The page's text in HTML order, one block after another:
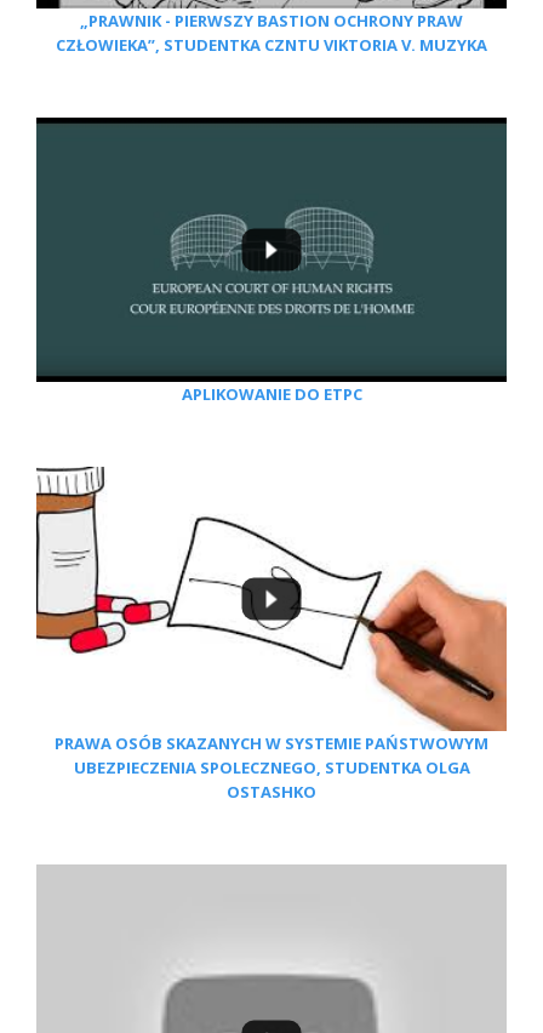
„PRAWNIK - PIERWSZY BASTION OCHRONY PRAW
CZŁOWIEKA”, STUDENTKA CZNTU VIKTORIA V. MUZYKA
APLIKOWANIE DO ETPC
PRAWA OSÓB SKAZANYCH W SYSTEMIE PAŃSTWOWYM
UBEZPIECZENIA SPOLECZNEGO, STUDENTKA OLGA
OSTASHKO